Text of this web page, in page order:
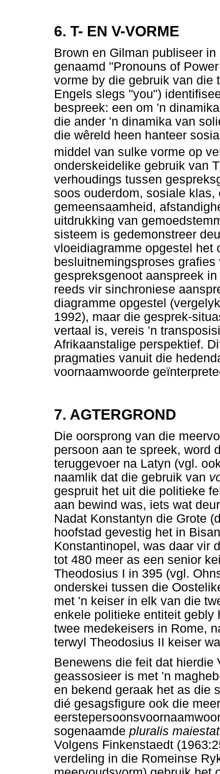
6. T- EN V-VORME
Brown en Gilman publiseer
genaamd "Pronouns of
vorme by die gebruik van die
Engels slegs "you")
bespreek: een om 'n
die ander 'n dinamika van
die wêreld heen hanteer
middel van sulke vorme op
onderskeidelike gebruik van
verhoudings tussen
soos ouderdom, sosiale
gemeensaamheid,
uitdrukking van
sisteem is gedemonstreer
vloeidiagramme opgestel het
besluitnemingsproses
gespreksgenoot aanspreek
reeds vir sinchroniese
diagramme opgestel
1992), maar die gesprek-
vertaal is, vereis 'n
Afrikaanstalige perspektief.
pragmaties vanuit die
voornaamwoorde
7. AGTERGROND
Die oorsprong van die
persoon aan te spreek, word
teruggevoer na Latyn (vgl.
naamlik dat die gebruik van
gespruit het uit die politieke
aan bewind was, iets wat
Nadat Konstantyn die Grote
hoofstad gevestig het in
Konstantinopel, was daar vir
tot 480 meer as een senior
Theodosius I in 395 (vgl.
onderskei tussen die
met 'n keiser in elk van die
enkele politieke entiteit gebly
twee medekeisers in Rome,
terwyl Theodosius II keiser
Benewens die feit dat
geassosieer is met 'n
en bekend geraak het as die
dié gesagsfigure ook die
sogenaamde pluralis
Volgens Finkenstaedt
verdeling in die Romeinse